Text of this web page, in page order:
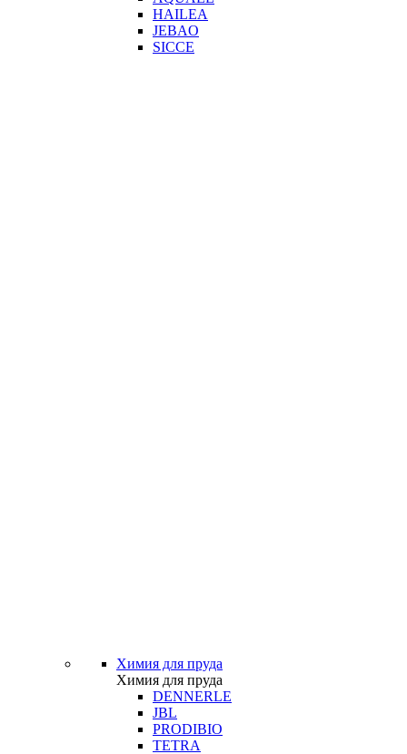
HAILEA
JEBAO
SICCE
Химия для пруда
Химия для пруда
DENNERLE
JBL
PRODIBIO
TETRA